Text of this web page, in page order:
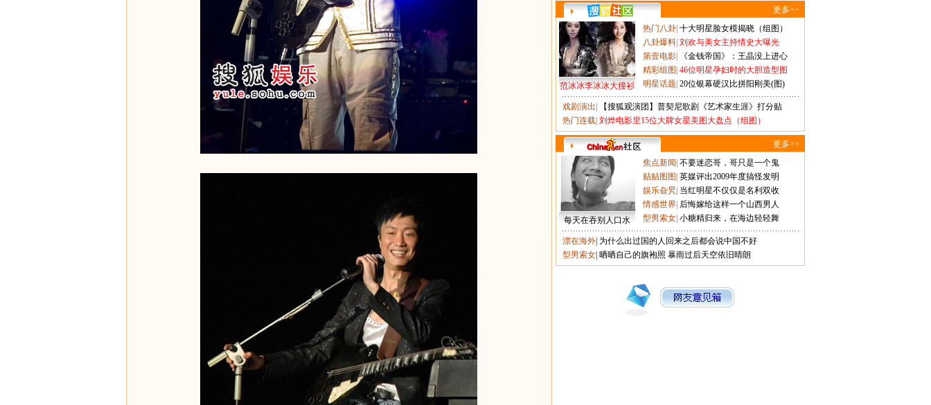
更多>>
范冰冰李冰冰大撞衫
热门八卦 十大明星脸女模揭晓（组图）
八卦爆料 刘欢与美女主持情史大曝光
第壹电影
《金钱帝国》：王晶没上进心
精彩组图 46位明星孕妇时的大胆造型图
明星话题 20位银幕硬汉比拼阳刚美(图)
戏剧演出
【搜狐观演团】普契尼歌剧《艺术家生涯》打分贴
热门连载 刘烨电影里15位大牌女星美图大盘点（组图）
更多>>
每天在吞别人口水
焦点新闻 不要迷恋哥，哥只是一个鬼
贴贴图图 英媒评出2009年度搞怪发明
娱乐旮旯 当红明星不仅仅是名利双收
情感世界 后悔嫁给这样一个山西男人
型男索女 小糖精归来，在海边轻轻舞
漂在海外 为什么出过国的人回来之后都会说中国不好
型男索女 晒晒自己的旗袍照 暴雨过后天空依旧晴朗